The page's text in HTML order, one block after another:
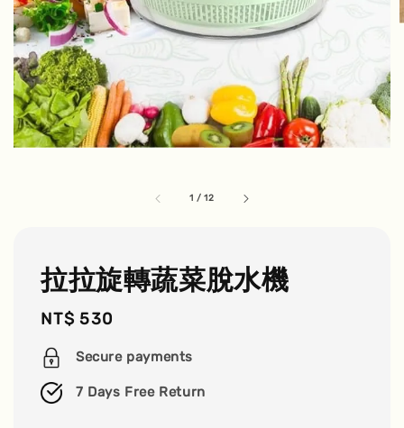
1 /12
拉拉旋轉蔬菜脫水機
Regular
price
NT$ 530
Secure payments
7 Days Free Return